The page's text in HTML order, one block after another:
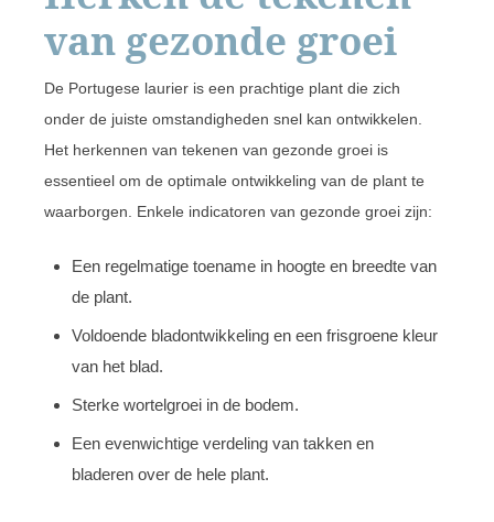
van gezonde groei
De Portugese laurier is een prachtige plant die zich
onder de juiste omstandigheden snel kan ontwikkelen.
Het herkennen van tekenen van gezonde groei is
essentieel om de optimale ontwikkeling van de plant te
waarborgen. Enkele indicatoren van gezonde groei zijn:
Een regelmatige toename in hoogte en breedte van
de plant.
Voldoende bladontwikkeling en een frisgroene kleur
van het blad.
Sterke wortelgroei in de bodem.
Een evenwichtige verdeling van takken en
bladeren over de hele plant.